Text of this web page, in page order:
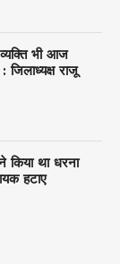
भी आज
राजू
किया था धरना
हटाए